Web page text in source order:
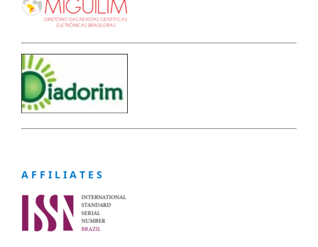
A F F I L I A T E S